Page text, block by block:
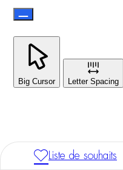
Liste de souhaits
Big Cursor Letter Spacing